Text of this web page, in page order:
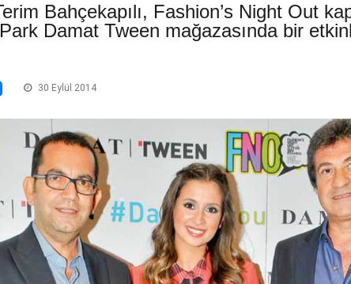
Bahçekapılı, Fashion’s Night Out
Damat Tween mağazasında bir
30 Eylül 2014